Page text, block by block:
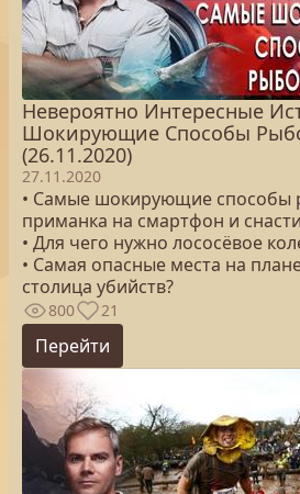
Невероятно Интересные
Шокирующие Способы
(26.11.2020)
27.11.2020
• Самые шокирующие способы
приманка на смартфон и
• Для чего нужно лососёвое
• Самая опасные места на
столица убийств?
800 21
Перейти